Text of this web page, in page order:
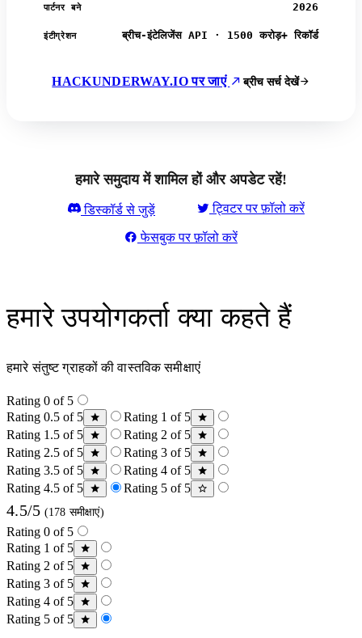
पार्टनर बने 2026
इंटीग्रेशन ब्रीच-इंटेलिजेंस API · 1500 करोड़+ रिकॉर्ड
HACKUNDERWAY.IO पर जाएं ब्रीच सर्च देखें
हमारे समुदाय में शामिल हों और अपडेट रहें!
डिस्कॉर्ड से जुड़ें ट्विटर पर फ़ॉलो करें
फेसबुक पर फ़ॉलो करें
हमारे उपयोगकर्ता क्या कहते हैं
हमारे संतुष्ट ग्राहकों की वास्तविक समीक्षाएं
Rating 0 of 5
Rating 0.5 of 5
Rating 1 of 5
Rating 1.5 of 5
Rating 2 of 5
Rating 2.5 of 5
Rating 3 of 5
Rating 3.5 of 5
Rating 4 of 5
Rating 4.5 of 5
Rating 5 of 5
4.5/5 (178 समीक्षाएं)
Rating 0 of 5
Rating 1 of 5
Rating 2 of 5
Rating 3 of 5
Rating 4 of 5
Rating 5 of 5